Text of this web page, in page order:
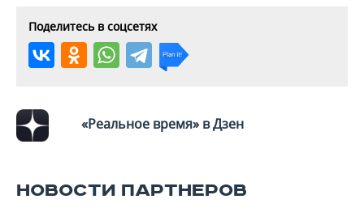
Поделитесь в соцсетях
«Реальное время» в Дзен
НОВОСТИ ПАРТНЕРОВ